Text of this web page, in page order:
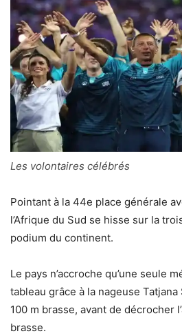
Les volontaires célébrés
Pointant à la 44e place générale
l’Afrique du Sud se hisse sur la
podium du continent.
Le pays n’accroche qu’une seule
tableau grâce à la nageuse
100 m brasse, avant de décrocher
brasse.